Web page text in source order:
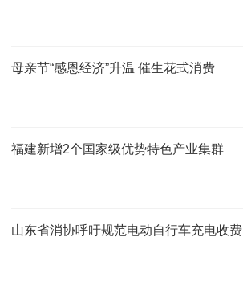
母亲节“感恩经济”升温 催生花式消费
福建新增2个国家级优势特色产业集群
山东省消协呼吁规范电动自行车充电收费